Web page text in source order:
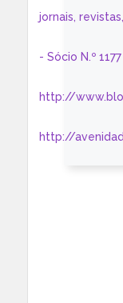
jornais,
- Sócio N.º
http://
http://